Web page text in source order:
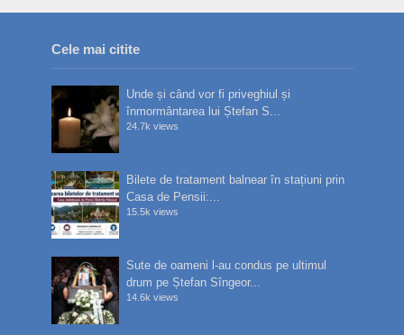
Cele mai citite
Unde și când vor fi priveghiul și
înmormântarea lui Ștefan S...
24.7k views
Bilete de tratament balnear în stațiuni prin
Casa de Pensii:...
15.5k views
Sute de oameni l-au condus pe ultimul
drum pe Ștefan Sîngeor...
14.6k views